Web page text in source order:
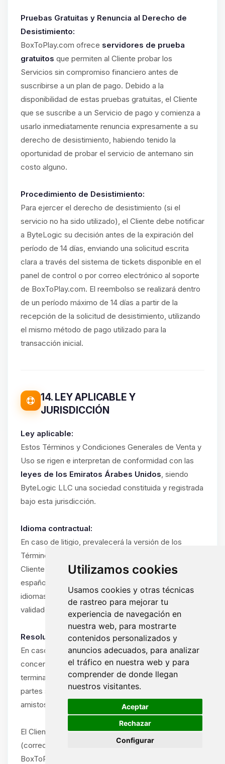
Utilizamos cookies
Usamos cookies y otras técnicas
de rastreo para mejorar tu
experiencia de navegación en
nuestra web, para mostrarte
contenidos personalizados y
anuncios adecuados, para analizar
el tráfico en nuestra web y para
comprender de donde llegan
nuestros visitantes.
Aceptar
Rechazar
Configurar
Pruebas Gratuitas y Renuncia al Derecho de
Desistimiento:
BoxToPlay.com ofrece servidores de prueba
gratuitos que permiten al Cliente probar los
Servicios sin compromiso financiero antes de
suscribirse a un plan de pago. Debido a la
disponibilidad de estas pruebas gratuitas, el Cliente
que se suscribe a un Servicio de pago y comienza a
usarlo inmediatamente renuncia expresamente a su
derecho de desistimiento, habiendo tenido la
oportunidad de probar el servicio de antemano sin
costo alguno.
Procedimiento de Desistimiento:
Para ejercer el derecho de desistimiento (si el
servicio no ha sido utilizado), el Cliente debe notificar
a ByteLogic su decisión antes de la expiración del
período de 14 días, enviando una solicitud escrita
clara a través del sistema de tickets disponible en el
panel de control o por correo electrónico al soporte
de BoxToPlay.com. El reembolso se realizará dentro
de un período máximo de 14 días a partir de la
recepción de la solicitud de desistimiento, utilizando
el mismo método de pago utilizado para la
transacción inicial.
14. LEY APLICABLE Y
JURISDICCIÓN
Ley aplicable:
Estos Términos y Condiciones Generales de Venta y
Uso se rigen e interpretan de conformidad con las
leyes de los Emiratos Árabes Unidos, siendo
ByteLogic LLC una sociedad constituida y registrada
bajo esta jurisdicción.
Idioma contractual:
En caso de litigio, prevalecerá la versión de los
Términos y Condiciones en el idioma utilizado por el
Cliente durante la suscripción (francés, inglés o
español). Si el Cliente ha utilizado el sitio en varios
idiomas, prevalecerá el idioma del último pedido
validado.
Resolución amistosa obligatoria:
En caso de disputa entre el Cliente y ByteLogic
concerniente a la interpretación, ejecución o
terminación de estos Términos y Condiciones, las
partes se comprometen a intentar resolver la disputa
amistosamente antes de cualquier acción legal.
El Cliente debe notificar la disputa por escrito
(correo electrónico o carta certificada) al soporte de
BoxToPlay.com, describiendo la naturaleza del
🍪